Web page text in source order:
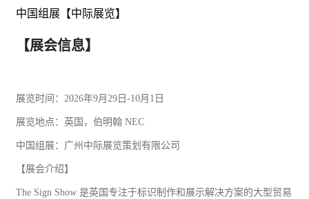
中国组展【中际展览】
【展会信息】
展览时间：2026年9月29日-10月1日
展览地点：英国，伯明翰 NEC
中国组展：广州中际展览策划有限公司
【展会介绍】
The Sign Show 是英国专注于标识制作和展示解决方案的大型贸易